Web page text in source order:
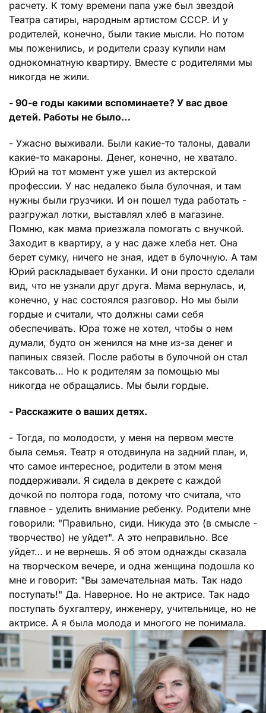
расчету. К тому времени папа уже был звездой
Театра сатиры, народным артистом СССР. И у
родителей, конечно, были такие мысли. Но потом
мы поженились, и родители сразу купили нам
однокомнатную квартиру. Вместе с родителями мы
никогда не жили.
- 90-е годы какими вспоминаете? У вас двое
детей. Работы не было…
- Ужасно выживали. Были какие-то талоны, давали
какие-то макароны. Денег, конечно, не хватало.
Юрий на тот момент уже ушел из актерской
профессии. У нас недалеко была булочная, и там
нужны были грузчики. И он пошел туда работать -
разгружал лотки, выставлял хлеб в магазине.
Помню, как мама приезжала помогать с внучкой.
Заходит в квартиру, а у нас даже хлеба нет. Она
берет сумку, ничего не зная, идет в булочную. А там
Юрий раскладывает буханки. И они просто сделали
вид, что не узнали друг друга. Мама вернулась, и,
конечно, у нас состоялся разговор. Но мы были
гордые и считали, что должны сами себя
обеспечивать. Юра тоже не хотел, чтобы о нем
думали, будто он женился на мне из-за денег и
папиных связей. После работы в булочной он стал
таксовать… Но к родителям за помощью мы
никогда не обращались. Мы были гордые.
- Расскажите о ваших детях.
- Тогда, по молодости, у меня на первом месте
была семья. Театр я отодвинула на задний план, и,
что самое интересное, родители в этом меня
поддерживали. Я сидела в декрете с каждой
дочкой по полтора года, потому что считала, что
главное - уделить внимание ребенку. Родители мне
говорили: "Правильно, сиди. Никуда это (в смысле -
творчество) не уйдет". А это неправильно. Все
уйдет… и не вернешь. Я об этом однажды сказала
на творческом вечере, и одна женщина подошла ко
мне и говорит: "Вы замечательная мать. Так надо
поступать!" Да. Наверное. Но не актрисе. Так надо
поступать бухгалтеру, инженеру, учительнице, но не
актрисе. А я была молода и многого не понимала.